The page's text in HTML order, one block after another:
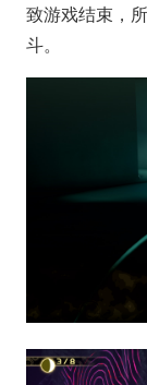
致游戏结束，
斗。